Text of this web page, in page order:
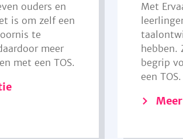
ouders en
is om zelf een
te
meer
met een TOS.
Met
hebben.
begrip
een TOS.